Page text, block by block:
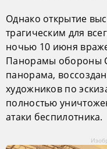
Однако открытие
трагическим для
ночью 10 июня
Панорамы обороны
панорама,
художников по
полностью
атаки беспилотника.